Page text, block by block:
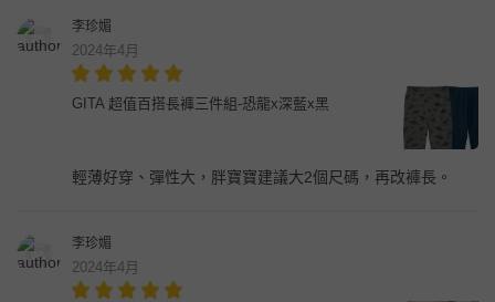
李珍媚
2024年4月
GITA 超值百搭長褲三件組-恐龍x深藍x黑
輕薄好穿、彈性大，胖寶寶建議大2個尺碼，再改褲長。
李珍媚
2024年4月